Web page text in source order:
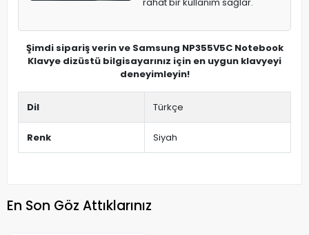
Şimdi sipariş verin ve Samsung NP355V5C Notebook
Klavye dizüstü bilgisayarınız için en uygun klavyeyi
deneyimleyin!
Dil Türkçe
Renk Siyah
En Son Göz Attıklarınız